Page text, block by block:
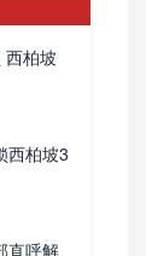
西柏坡
西柏坡3
直呼解